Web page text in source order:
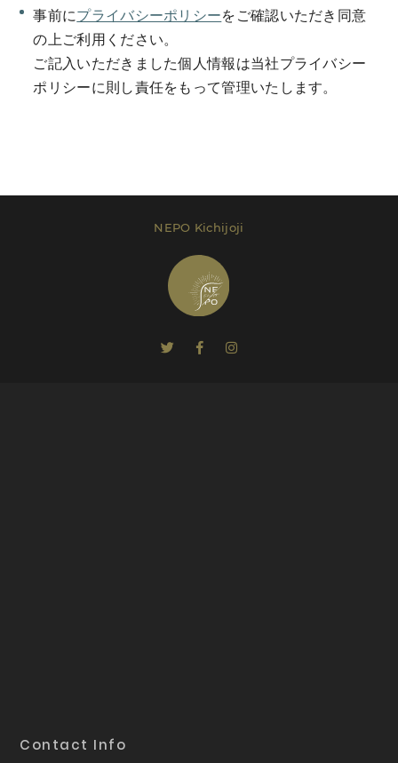
Send Message
Send Message
事前にプライバシーポリシーをご確認いただき同意
の上ご利用ください。
ご記入いただきました個人情報は当社プライバシー
ポリシーに則し責任をもって管理いたします。
NEPO Kichijoji
Contact Info